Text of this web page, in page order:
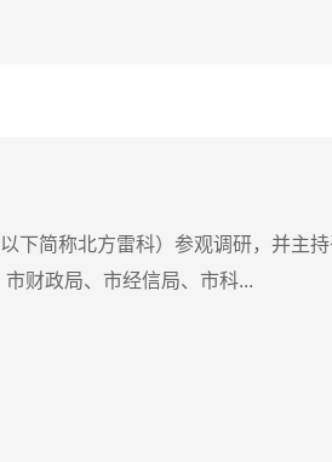
下简称北方雷科）参观调研，并主
财政局、市经信局、市科...